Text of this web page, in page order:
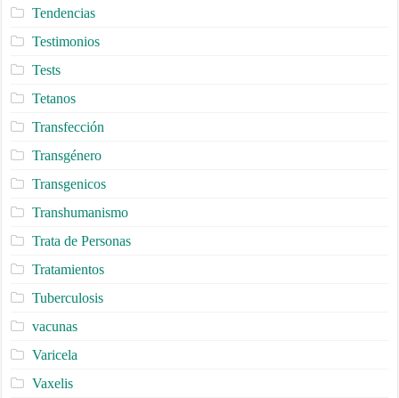
Tendencias
Testimonios
Tests
Tetanos
Transfección
Transgénero
Transgenicos
Transhumanismo
Trata de Personas
Tratamientos
Tuberculosis
vacunas
Varicela
Vaxelis